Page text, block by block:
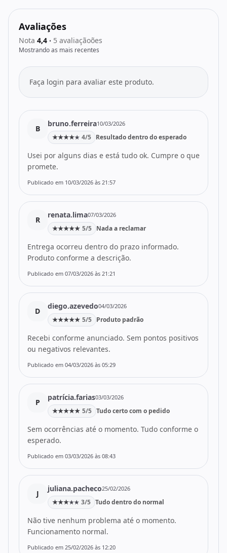
Avaliações
Nota 4,4 • 5 avaliaçãoões
Mostrando as mais recentes
Faça login para avaliar este produto.
B
bruno.ferreira10/03/2026
★★★★★ 4/5 Resultado dentro do esperado
Usei por alguns dias e está tudo ok. Cumpre o que
promete.
Publicado em 10/03/2026 às 21:57
R
renata.lima07/03/2026
★★★★★ 5/5 Nada a reclamar
Entrega ocorreu dentro do prazo informado.
Produto conforme a descrição.
Publicado em 07/03/2026 às 21:21
D
diego.azevedo04/03/2026
★★★★★ 5/5 Produto padrão
Recebi conforme anunciado. Sem pontos positivos
ou negativos relevantes.
Publicado em 04/03/2026 às 05:29
P
patrícia.farias03/03/2026
★★★★★ 5/5 Tudo certo com o pedido
Sem ocorrências até o momento. Tudo conforme o
esperado.
Publicado em 03/03/2026 às 08:43
J
juliana.pacheco25/02/2026
★★★★★ 3/5 Tudo dentro do normal
Não tive nenhum problema até o momento.
Funcionamento normal.
Publicado em 25/02/2026 às 12:20